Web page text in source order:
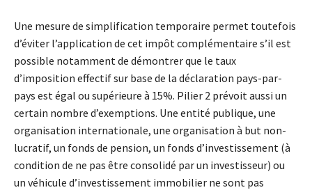
Une mesure de simplification temporaire permet toutefois
d’éviter l’application de cet impôt complémentaire s’il est
possible notamment de démontrer que le taux
d’imposition effectif sur base de la déclaration pays-par-
pays est égal ou supérieure à 15%. Pilier 2 prévoit aussi un
certain nombre d’exemptions. Une entité publique, une
organisation internationale, une organisation à but non-
lucratif, un fonds de pension, un fonds d’investissement (à
condition de ne pas être consolidé par un investisseur) ou
un véhicule d’investissement immobilier ne sont pas